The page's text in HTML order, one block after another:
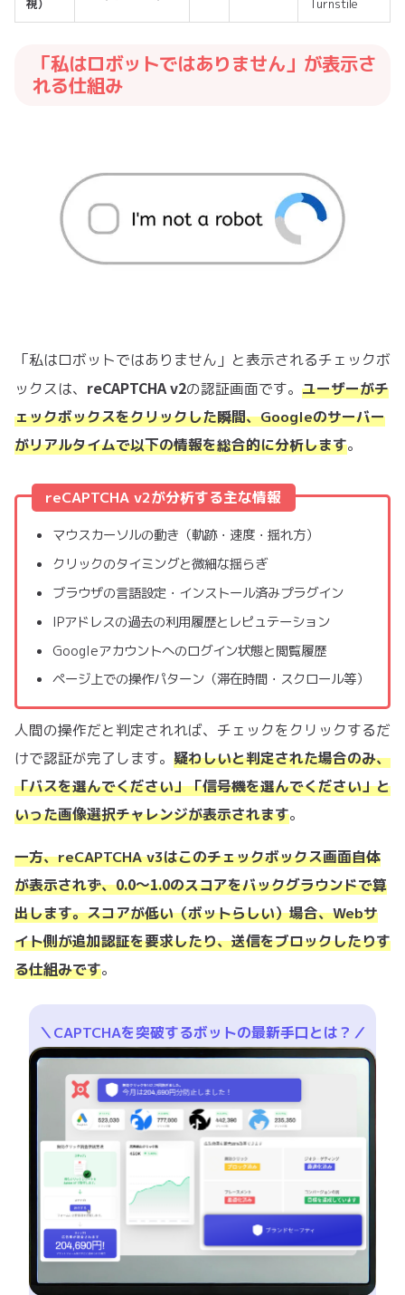
Turnstile
「私はロボットではありません」が表示さ
れる仕組み
「私はロボットではありません」と表示されるチェックボ
ックスは、 reCAPTCHA v2の認証画面です。 ユーザーがチ
ェックボックスをクリックした瞬間、Googleのサーバー
がリアルタイムで以下の情報を総合的に分析します。
reCAPTCHA v2が分析する主な情報
マウスカーソルの動き（軌跡・速度・揺れ方）
クリックのタイミングと微細な揺らぎ
ブラウザの言語設定・インストール済みプラグイン
IPアドレスの過去の利用履歴とレピュテーション
Googleアカウントへのログイン状態と閲覧履歴
ページ上での操作パターン（滞在時間・スクロール等）
人間の操作だと判定されれば、チェックをクリックするだ
けで認証が完了します。 疑わしいと判定された場合のみ、
「バスを選んでください」「信号機を選んでください」と
いった画像選択チャレンジが表示されます。
一方、reCAPTCHA v3はこのチェックボックス画面自体
が表示されず、0.0〜1.0のスコアをバックグラウンドで算
出します。スコアが低い（ボットらしい）場合、Webサ
イト側が追加認証を要求したり、送信をブロックしたりす
る仕組みです。
＼CAPTCHAを突破するボットの最新手口とは？／